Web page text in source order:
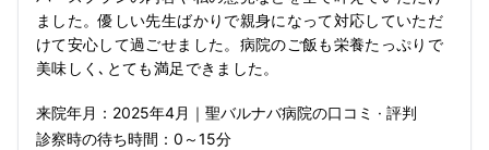
ました。優しい先生ばかりで親身になって対応していただ
けて安心して過ごせました。病院のご飯も栄養たっぷりで
美味しく､とても満足できました。
来院年月： 2025年4月 ｜ 聖バルナバ病院の口コミ · 評判
診察時の待ち時間： 0～15分